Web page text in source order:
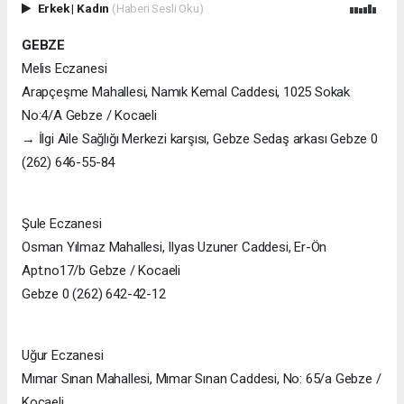
Erkek| Kadın (Haberi Sesli Oku)
GEBZE
Melis Eczanesi
Arapçeşme Mahallesi, Namık Kemal Caddesi, 1025 Sokak
No:4/A Gebze / Kocaeli
→ İlgi Aile Sağlığı Merkezi karşısı, Gebze Sedaş arkası Gebze 0
(262) 646-55-84
Şule Eczanesi
Osman Yılmaz Mahallesi, Ilyas Uzuner Caddesi, Er-Ön
Apt.no17/b Gebze / Kocaeli
Gebze 0 (262) 642-42-12
Uğur Eczanesi
Mımar Sınan Mahallesi, Mımar Sınan Caddesi, No: 65/a Gebze /